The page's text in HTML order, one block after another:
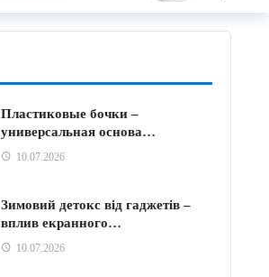
Пластиковые бочки –
универсальная основа…
10.07.2026
Зимовий детокс від гаджетів –
вплив екранного…
10.07.2026